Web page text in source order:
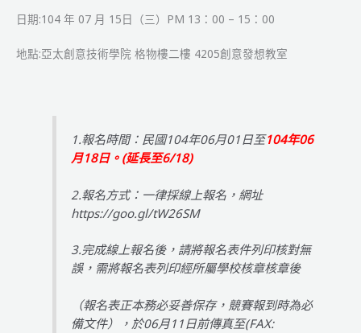
賽
表
日期:104 年 07 月 15日（三）PM 13：00 – 15：00
地點:亞太創意技術學院 格物樓二樓 4205創意發想教室
1.報名時間：民國104年06月01日至104年06
月18日。(延長至6/18)
2.報名方式：一律採線上報名，網址
https://goo.gl/tW26SM
3.完成線上報名後，請將報名表件列印核對無
誤，需將報名表列印經所屬學校核章核章後
（報名表正本務必妥善保存，競賽報到時為必
備文件），於06月11日前傳真至(FAX: